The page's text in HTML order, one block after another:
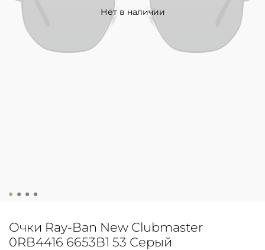
Нет в наличии
Очки Ray-Ban New Clubmaster
0RB4416 6653B1 53 Серый